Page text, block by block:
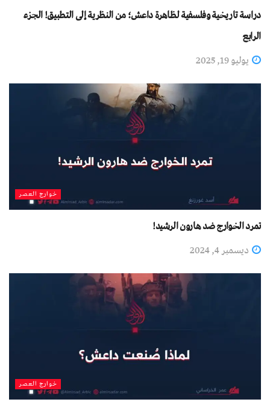
دراسة تاريخية وفلسفية لظاهرة داعش؛ من النظرية إلى التطبيق! الجزء
الرابع
يوليو 19, 2025
خوارج العصر
تمرد الخوارج ضد هارون الرشيد!
ديسمبر 4, 2024
خوارج العصر